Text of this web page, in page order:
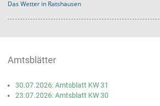
Das Wetter in Ratshausen
Amtsblätter
30.07.2026: Amtsblatt KW 31
23.07.2026: Amtsblatt KW 30